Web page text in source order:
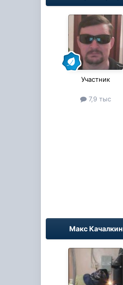
Участник
7,9 тыс
Макс Качалкин